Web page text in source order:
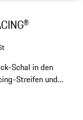
Schal in den
Streifen und